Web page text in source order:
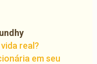
real?
em seu